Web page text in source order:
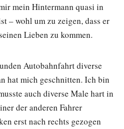
mein Hintermann quasi in
– wohl um zu zeigen, dass er
Lieben zu kommen.
Autobahnfahrt diverse
hat mich geschnitten. Ich bin
auch diverse Male hart in
der anderen Fahrer
erst nach rechts gezogen